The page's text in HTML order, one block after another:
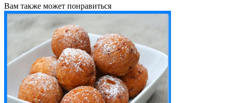
Вам также может понравиться